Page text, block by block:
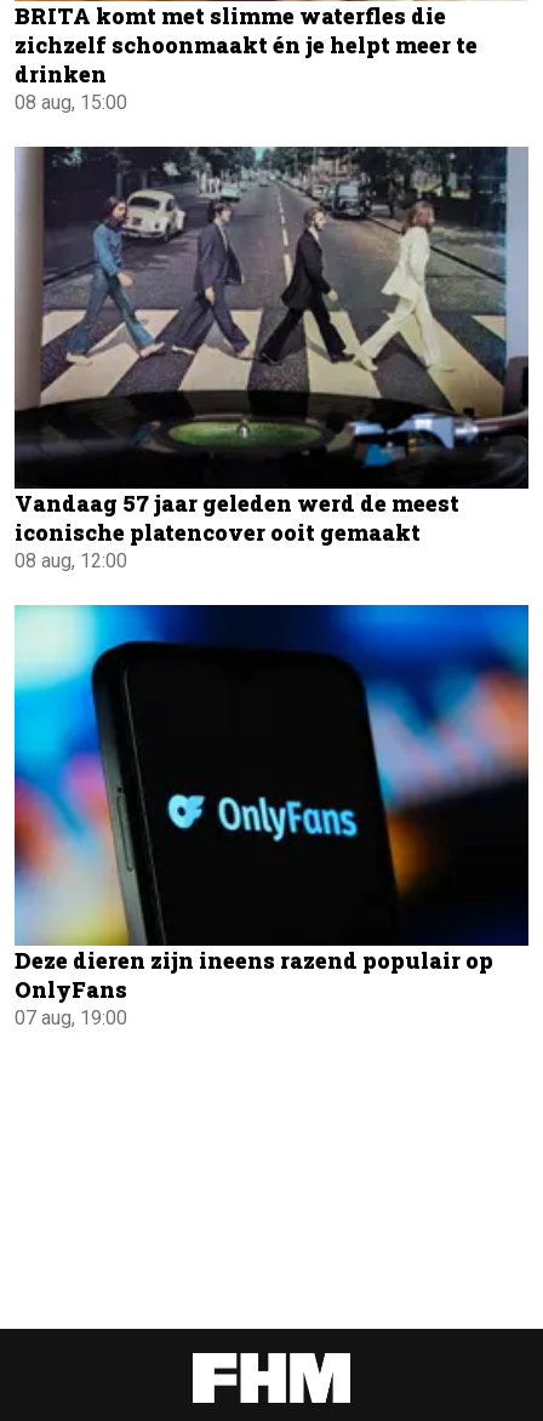
BRITA komt met slimme waterfles die
zichzelf schoonmaakt én je helpt meer te
drinken
08 aug, 15:00
Vandaag 57 jaar geleden werd de meest
iconische platencover ooit gemaakt
08 aug, 12:00
Deze dieren zijn ineens razend populair op
OnlyFans
07 aug, 19:00